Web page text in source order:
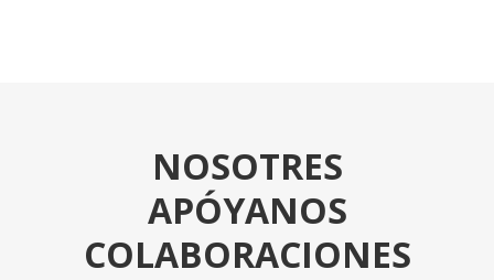
NOSOTRES
APÓYANOS
COLABORACIONES